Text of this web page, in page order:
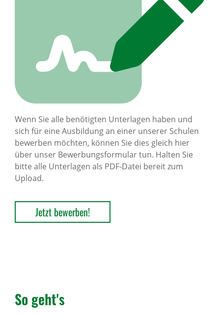
Wenn Sie alle benötigten Unterlagen haben und
sich für eine Ausbildung an einer unserer Schulen
bewerben möchten, können Sie dies gleich hier
über unser Bewerbungsformular tun. Halten Sie
bitte alle Unterlagen als PDF-Datei bereit zum
Upload.
Jetzt bewerben!
So geht's